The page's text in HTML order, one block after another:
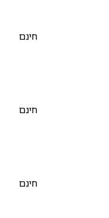
חינם
חינם
חינם